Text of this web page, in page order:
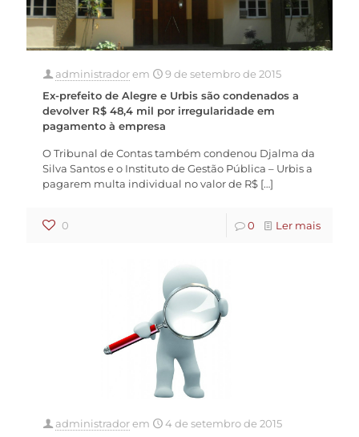
administradorem
9 de setembro de 2015
Ex-prefeito de Alegre e Urbis são condenados a
devolver R$ 48,4 mil por irregularidade em
pagamento à empresa
O Tribunal de Contas também condenou Djalma da
Silva Santos e o Instituto de Gestão Pública – Urbis a
pagarem multa individual no valor de R$ […]
0 0 Ler mais
administradorem
4 de setembro de 2015